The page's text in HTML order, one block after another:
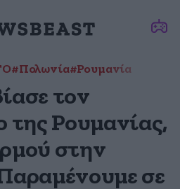
#Πολωνία#Ρουμανία
τον
της Ρουμανίας,
στην
σε